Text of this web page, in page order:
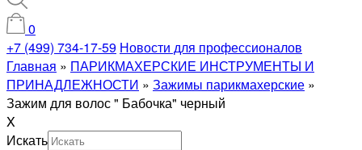
0
+7 (499) 734-17-59 Новости для профессионалов
Главная » ПАРИКМАХЕРСКИЕ ИНСТРУМЕНТЫ И
ПРИНАДЛЕЖНОСТИ » Зажимы парикмахерские »
Зажим для волос " Бабочка" черный
X
Искать